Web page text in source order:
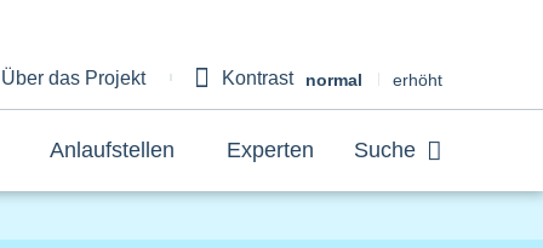
Über das Projekt Kontrast normal erhöht
Anlaufstellen Experten Suche